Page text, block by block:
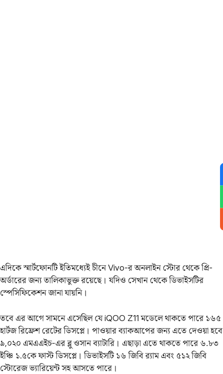
এদিকে স্মার্টফোনটি ইতিমধ্যেই চীনে Vivo-র অনলাইন স্টোর থেকে প্রি-
অর্ডারের জন্য তালিকাভুক্ত রয়েছে। যদিও সেখান থেকে ডিভাইসটির
স্পেসিফিকেশন জানা যায়নি।
তবে এর আগে সামনে এসেছিল যে iQOO Z11 মডেলে থাকতে পারে ১৬৫
হার্টজ রিফ্রেশ রেটের ডিসপ্লে। পাওয়ার ব্যাকআপের জন্য এতে দেওয়া হবে
৯,০২০ এমএএইচ-এর ব্লু ওসান ব্যাটারি। এছাড়া এতে থাকতে পারে ৬.৮৩
ইঞ্চি ১.৫কে ফাস্ট ডিসপ্লে। ডিভাইসটি ১৬ জিবি র‌্যাম এবং ৫১২ জিবি
স্টোরেজ ভ্যারিয়েন্ট সহ আসতে পারে।